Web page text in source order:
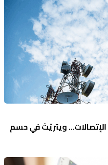
ويتريّث في حسم